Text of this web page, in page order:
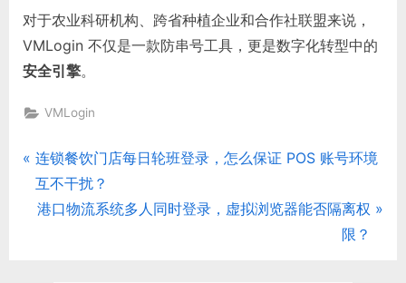
对于农业科研机构、跨省种植企业和合作社联盟来说，
VMLogin 不仅是一款防串号工具，更是数字化转型中的
安全引擎。
VMLogin
文
章
P
r
e
连锁餐饮门店每日轮班登录，怎么保证 POS 账号环境
互不干扰？
N
港口物流系统多人同时登录，虚拟浏览器能否隔离权
限？